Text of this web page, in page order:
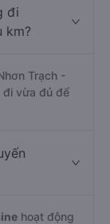
đi
km?
Trạch -
đi vừa đủ để
hoạt động